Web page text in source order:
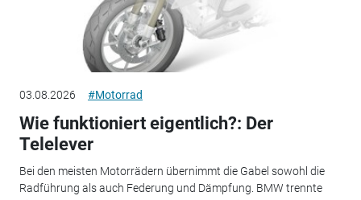
03.08.2026 #Motorrad
Wie funktioniert eigentlich?: Der
Telelever
Bei den meisten Motorrädern übernimmt die Gabel sowohl die
Radführung als auch Federung und Dämpfung. BMW trennte